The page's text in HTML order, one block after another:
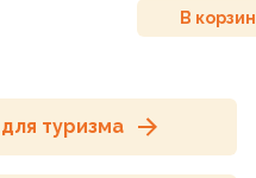
В
туризма